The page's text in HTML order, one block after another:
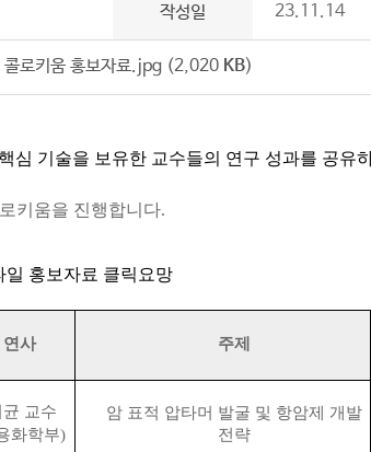
작성일 23.11.14
로키움 홍보자료.jpg (2,020 KB)
심 기술을 보유한 교수들의 연구 성과를 공유
키움을 진행합니다.
일 홍보자료 클릭요망
연사​ ​주제
균 교수
화학부)
암 표적 압타머 발굴 및 항암제 개발
전략